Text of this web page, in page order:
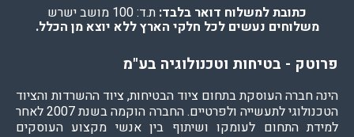
כתובת למשלוח דואר בלבד: ת.ד: 100 מושב ישרש
משלוחים נעשים לכל חלקי הארץ ללא יוצא מן הכלל.
פרוטק - בטיחות וטכנולוגיה בע"מ
הינה חברה העוסקת בתחום ציוד הבטיחות, ציוד ההשרדות והציוד
הטכנולוגי לתעשייה ולפרטיים. החברה הוקמה בשנת 2007 לאחר
למידת התחום לעומקו ושיתוף בין אנשי מקצוע העוסקים